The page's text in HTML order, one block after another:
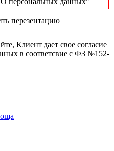
перезентацию
Клиент дает свое согласие
в соответсвие с ФЗ №152-